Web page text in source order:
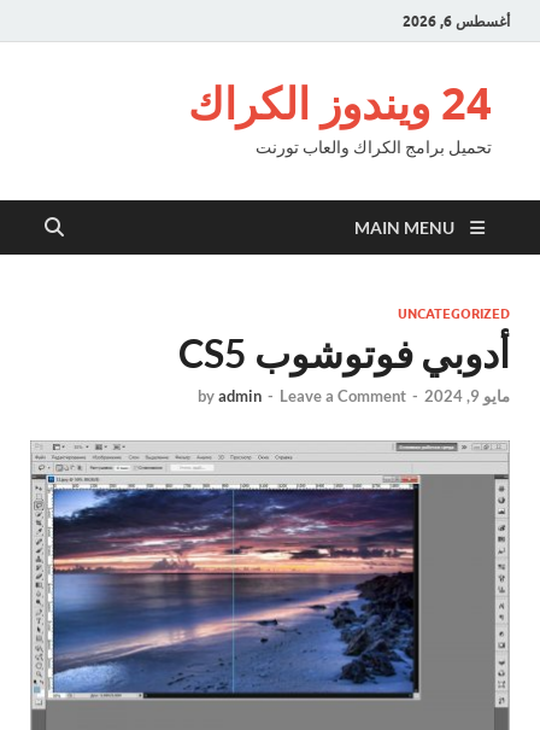
أغسطس 6, 2026
24 ويندوز الكراك
تحميل برامج الكراك والعاب تورنت
MAIN MENU
UNCATEGORIZED
أدوبي فوتوشوب CS5
مايو 9, 2024 -
byadmin - Leave a Comment